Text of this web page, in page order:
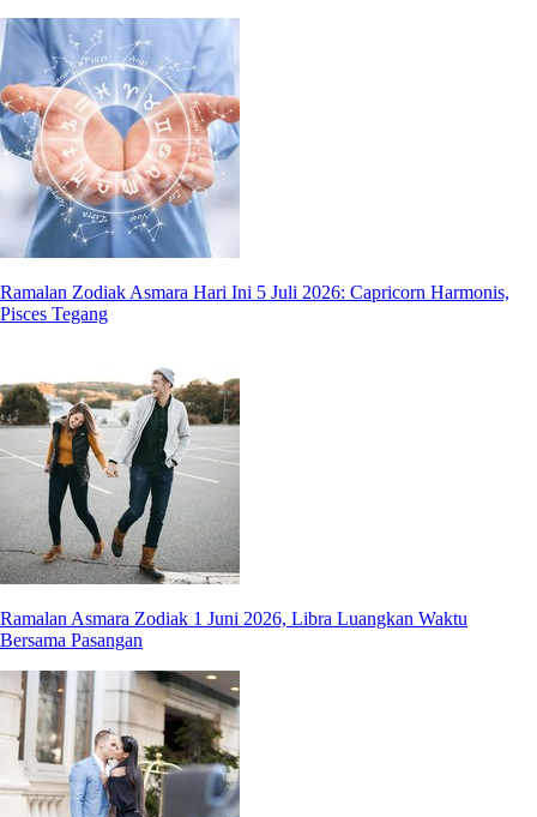
Ramalan Zodiak Asmara Hari Ini 5 Juli 2026: Capricorn Harmonis,
Pisces Tegang
Ramalan Asmara Zodiak 1 Juni 2026, Libra Luangkan Waktu
Bersama Pasangan